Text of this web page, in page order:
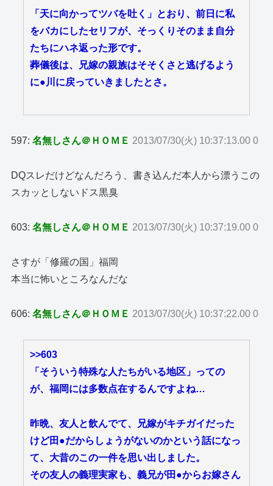
「天に向かってツバを吐く」とおり、前日に私
をバカにしたセリフが、そっくりそのまま自分
たちにハネ返った形です。
葬儀後は、兄嫁の親族はそそくさと逃げるよう
に●川に戻っていきましたとさ。
597:名無しさん＠ＨＯＭＥ 2013/07/30(火) 10:37:13.00 0
DQスレだけどなんだろう、書き込んだ本人から漂うこの
スカッとしないドス黒臭
603:名無しさん＠ＨＯＭＥ 2013/07/30(火) 10:37:19.00 0
さすが「修羅の国」福岡
本当に怖いところなんだな
606:名無しさん＠ＨＯＭＥ 2013/07/30(火) 10:37:22.00 0
>>603
「そういう特殊な人たちがいる地区」っての
が、福岡には多数点在するんですよね…
昨晩、友人と飲んでて、兄嫁がキチガイだった
けど田●だからしょうがないのかという話になっ
て、大昔のこの一件を思い出しました。
その友人の義理実家も、義兄が田●からお嫁さん